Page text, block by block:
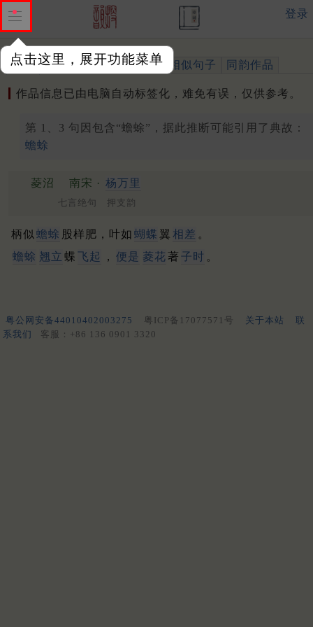
点击这里，展开功能菜单
登录
作品 标注四声 出处、引用 相似句子 同韵作品
作品信息已由电脑自动标签化，难免有误，仅供参考。
第 1、3 句因包含“蟾蜍”，据此推断可能引用了典故：
蟾蜍
菱沼 南宋 · 杨万里
七言绝句 押支韵
柄似 蟾蜍 股样肥，叶如 蝴蝶 翼 相差 。
蟾蜍 翘立 蝶 飞起 ， 便是 菱花著 子时 。
粤公网安备44010402003275 粤ICP备17077571号 关于本站
联
系我们
客服：+86 136 0901 3320